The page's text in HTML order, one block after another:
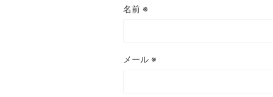
名前 ※
メール ※